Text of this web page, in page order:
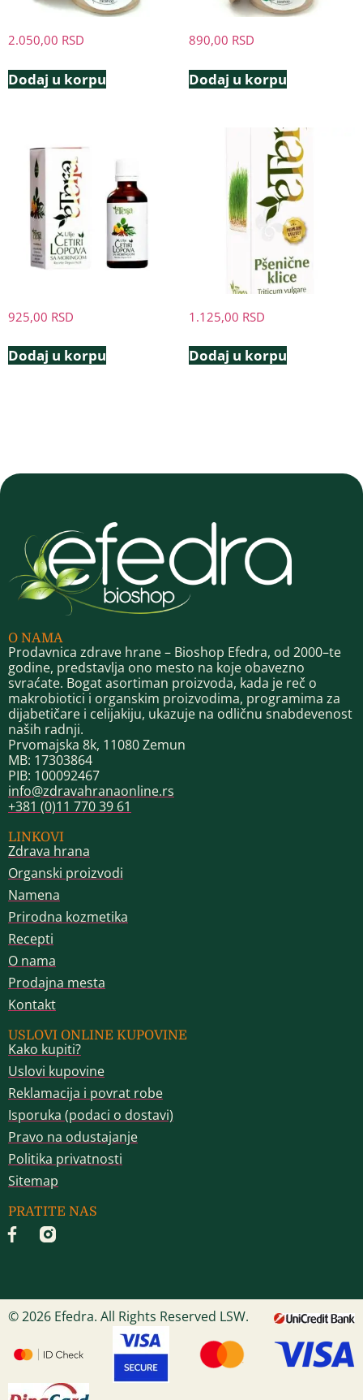
2.050,00 RSD
Dodaj u korpu
890,00 RSD
Dodaj u korpu
925,00 RSD
Dodaj u korpu
1.125,00 RSD
Dodaj u korpu
O NAMA
Prodavnica zdrave hrane – Bioshop Efedra, od 2000–te
godine, predstavlja ono mesto na koje obavezno
svraćate. Bogat asortiman proizvoda, kada je reč o
makrobiotici i organskim proizvodima, programima za
dijabetičare i celijakiju, ukazuje na odličnu snabdevenost
naših radnji.
Prvomajska 8k, 11080 Zemun
MB: 17303864
PIB: 100092467
info@zdravahranaonline.rs
+381 (0)11 770 39 61
LINKOVI
Zdrava hrana
Organski proizvodi
Namena
Prirodna kozmetika
Recepti
O nama
Prodajna mesta
Kontakt
USLOVI ONLINE KUPOVINE
Kako kupiti?
Uslovi kupovine
Reklamacija i povrat robe
Isporuka (podaci o dostavi)
Pravo na odustajanje
Politika privatnosti
Sitemap
PRATITE NAS
© 2026 Efedra. All Rights Reserved LSW.